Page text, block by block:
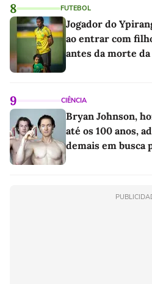
8 FUTEBOL
Jogador do
ao entrar com
antes da morte
9 CIÊNCIA
Bryan Johnson,
até os 100 anos,
demais em busca